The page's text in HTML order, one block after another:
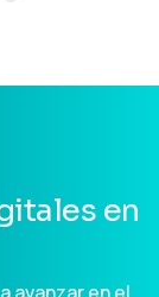
itales en